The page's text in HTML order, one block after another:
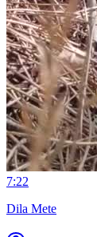
7:22
Dila Mete